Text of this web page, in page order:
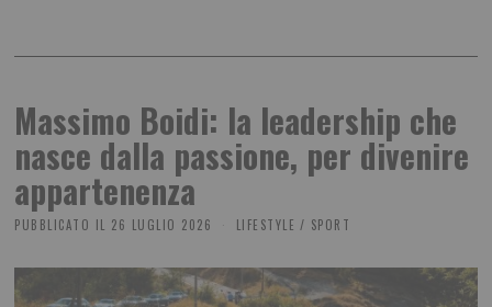
Massimo Boidi: la leadership che
nasce dalla passione, per divenire
appartenenza
PUBBLICATO IL 26 LUGLIO 2026 LIFESTYLE / SPORT